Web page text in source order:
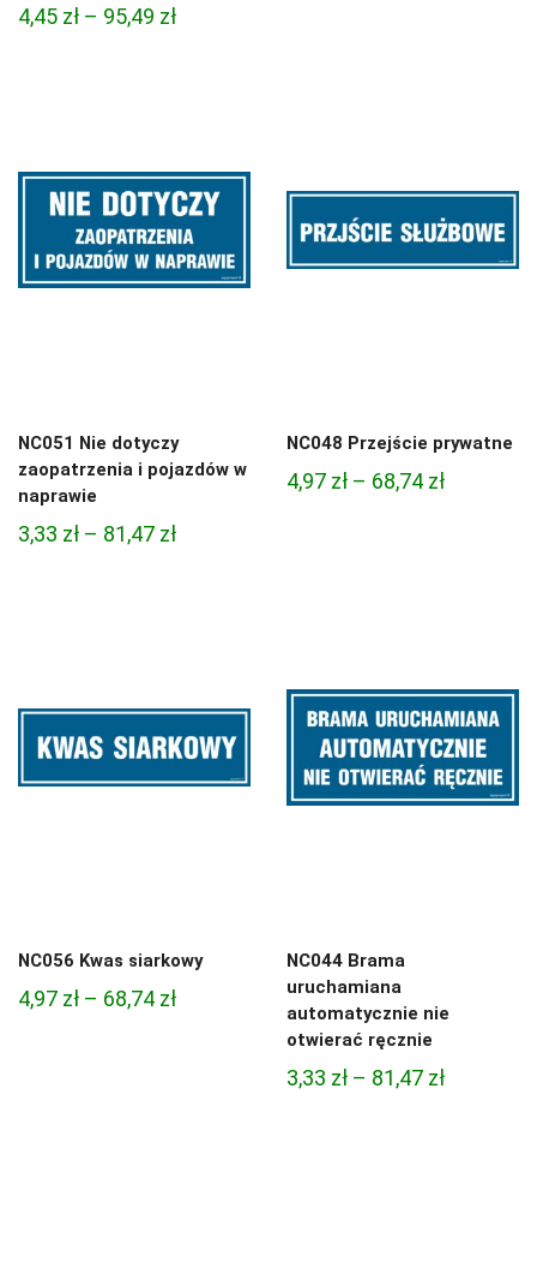
4,45 zł – 95,49 złZakres
95,49 zł
NC051 Nie dotyczy
zaopatrzenia i pojazdów w
naprawie
3,33 zł – 81,47 złZakres
NC048 Przejście prywatne
4,97 zł – 68,74 złZakres
NC056 Kwas siarkowy
4,97 zł – 68,74 złZakres
NC044 Brama
uruchamiana
automatycznie nie
otwierać ręcznie
3,33 zł – 81,47 złZakres